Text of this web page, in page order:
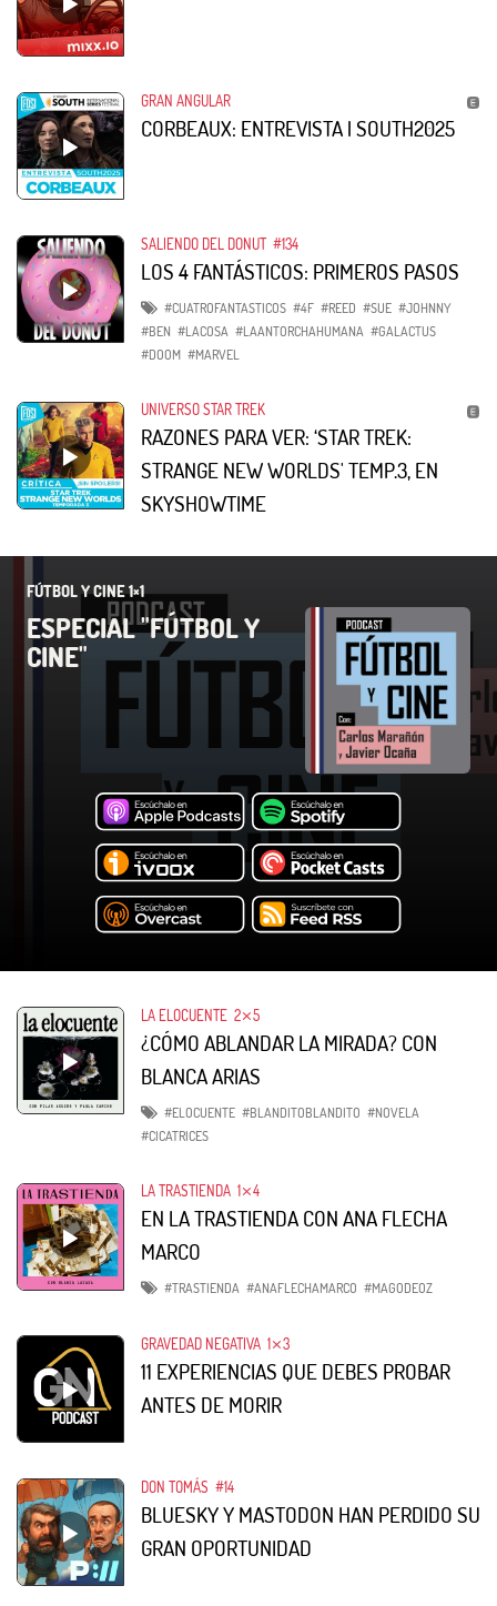
GRAN ANGULAR
CORBEAUX: ENTREVISTA | SOUTH2025
SALIENDO DEL DONUT #134
LOS 4 FANTÁSTICOS: PRIMEROS PASOS
#CUATROFANTASTICOS #4F #REED #SUE #JOHNNY
#BEN #LACOSA #LAANTORCHAHUMANA #GALACTUS
#DOOM #MARVEL
UNIVERSO STAR TREK
RAZONES PARA VER: ‘STAR TREK:
STRANGE NEW WORLDS' TEMP.3, EN
SKYSHOWTIME
FÚTBOL Y CINE 1×1
ESPECIAL "FÚTBOL Y
CINE"
LA ELOCUENTE 2⨯5
¿CÓMO ABLANDAR LA MIRADA? CON
BLANCA ARIAS
#ELOCUENTE #BLANDITOBLANDITO #NOVELA
#CICATRICES
LA TRASTIENDA 1⨯4
EN LA TRASTIENDA CON ANA FLECHA
MARCO
#TRASTIENDA #ANAFLECHAMARCO #MAGODEOZ
GRAVEDAD NEGATIVA 1⨯3
11 EXPERIENCIAS QUE DEBES PROBAR
ANTES DE MORIR
DON TOMÁS #14
BLUESKY Y MASTODON HAN PERDIDO SU
GRAN OPORTUNIDAD